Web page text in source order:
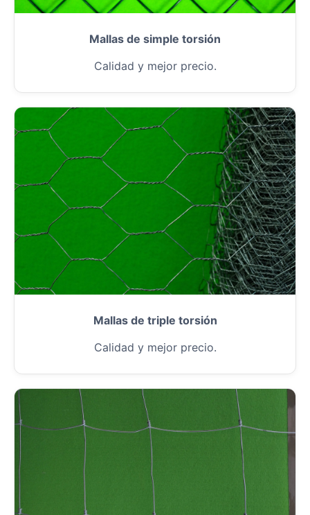
Mallas de simple torsión
Calidad y mejor precio.
Mallas de triple torsión
Calidad y mejor precio.